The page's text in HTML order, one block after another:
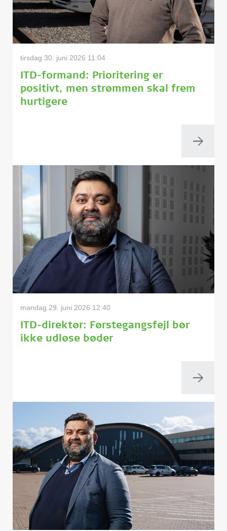
tirsdag 30. juni 2026 11:04
ITD-formand: Prioritering er
positivt, men strømmen skal frem
hurtigere
mandag 29. juni 2026 12:40
ITD-direktør: Førstegangsfejl bør
ikke udløse bøder